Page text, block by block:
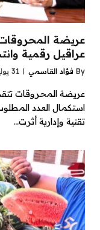
عراقيل رقمية
By فؤاد القاسمي 31 يوليوز، 2026
عريضة المحروقات
استكمال العدد
تقنية وإدارية أثرت…